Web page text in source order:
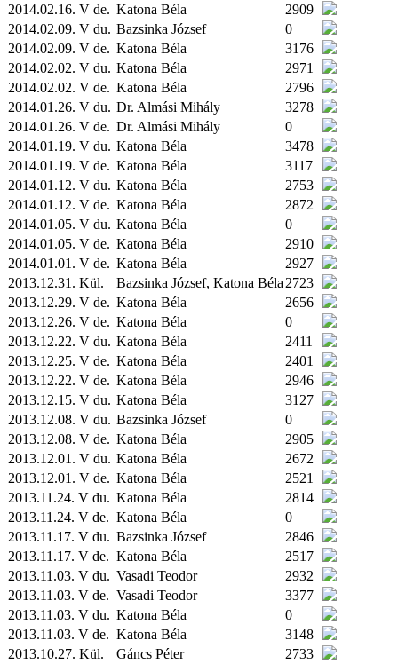
2014.02.16. V de. Katona Béla
2909
2014.02.09. V du. Bazsinka József
0
2014.02.09. V de. Katona Béla
3176
2014.02.02. V du. Katona Béla
2971
2014.02.02. V de. Katona Béla
2796
2014.01.26. V du. Dr. Almási Mihály
3278
2014.01.26. V de. Dr. Almási Mihály
0
2014.01.19. V du. Katona Béla
3478
2014.01.19. V de. Katona Béla
3117
2014.01.12. V du. Katona Béla
2753
2014.01.12. V de. Katona Béla
2872
2014.01.05. V du. Katona Béla
0
2014.01.05. V de. Katona Béla
2910
2014.01.01. V de. Katona Béla
2927
2013.12.31. Kül. Bazsinka József, Katona Béla 2723
2013.12.29. V de. Katona Béla
2656
2013.12.26. V de. Katona Béla
0
2013.12.22. V du. Katona Béla
2411
2013.12.25. V de. Katona Béla
2401
2013.12.22. V de. Katona Béla
2946
2013.12.15. V du. Katona Béla
3127
2013.12.08. V du. Bazsinka József
0
2013.12.08. V de. Katona Béla
2905
2013.12.01. V du. Katona Béla
2672
2013.12.01. V de. Katona Béla
2521
2013.11.24. V du. Katona Béla
2814
2013.11.24. V de. Katona Béla
0
2013.11.17. V du. Bazsinka József
2846
2013.11.17. V de. Katona Béla
2517
2013.11.03. V du. Vasadi Teodor
2932
2013.11.03. V de. Vasadi Teodor
3377
2013.11.03. V du. Katona Béla
0
2013.11.03. V de. Katona Béla
3148
2013.10.27. Kül. Gáncs Péter 2733